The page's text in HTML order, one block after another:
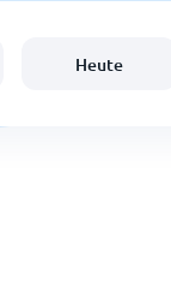
Heute